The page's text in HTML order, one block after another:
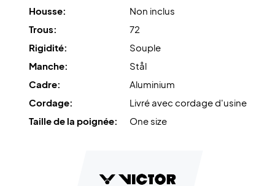
Housse:
Non inclus
Trous:
72
Rigidité:
Souple
Manche:
Stål
Cadre:
Aluminium
Cordage:
Livré avec cordage d'usine
Taille de la poignée:
One size